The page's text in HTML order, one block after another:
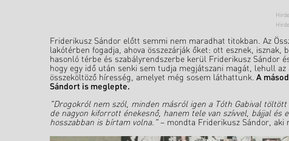
Friderikusz Sándor előtt semmi nem maradhat titokban. Az
lakótérben fogadja, ahova összezárják őket: ott esznek, isznak,
hasonló térbe és szabályrendszerbe kerül Friderikusz Sándor
hogy egy idő után senki sem tudja megjátszani magát, lehull
összeköltöző híresség, amelyet még sosem láthattunk. A
Sándort is meglepte.
"Drogokról nem szól, minden másról igen a Tóth Gabival
de nagyon kiforrott énekesnő, hanem tele van szívvel, bájjal és
hosszabban is bírtam volna."– mondta Friderikusz Sándor, aki